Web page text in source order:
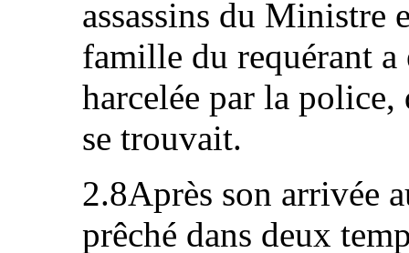
assassins du Ministre
famille du requérant a
harcelée par la
se trouvait.
2.8Après son arrivée
prêché dans deux